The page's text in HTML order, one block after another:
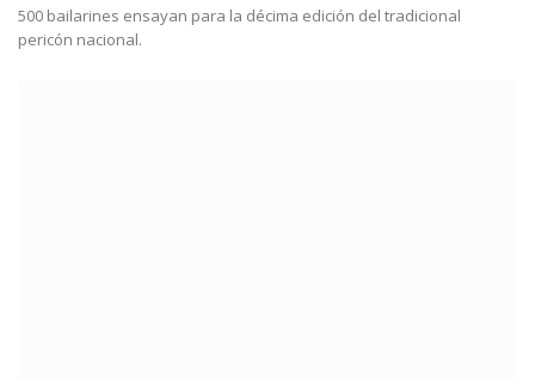
500 bailarines ensayan para la décima edición del tradicional
pericón nacional.